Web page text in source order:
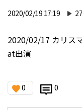
2020/02/19 17:19
2020/02/17 カリス
at出演
0 0